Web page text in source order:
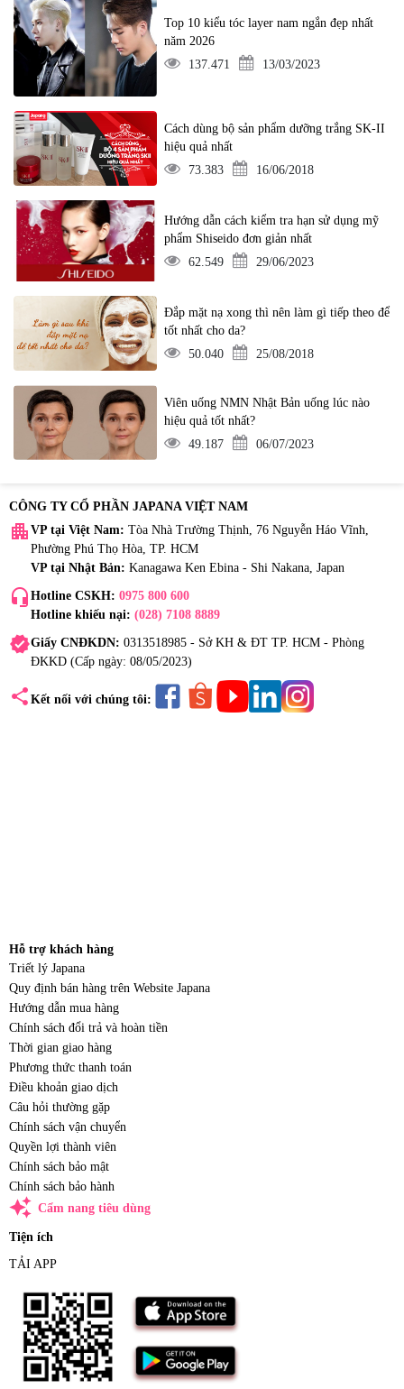
Top 10 kiểu tóc layer nam ngắn đẹp nhất
năm 2026
137.471
13/03/2023
Cách dùng bộ sản phẩm dưỡng trắng SK-II
hiệu quả nhất
73.383
16/06/2018
Hướng dẫn cách kiểm tra hạn sử dụng mỹ
phẩm Shiseido đơn giản nhất
62.549
29/06/2023
Đắp mặt nạ xong thì nên làm gì tiếp theo để
tốt nhất cho da?
50.040
25/08/2018
Viên uống NMN Nhật Bản uống lúc nào
hiệu quả tốt nhất?
49.187
06/07/2023
CÔNG TY CỔ PHẦN JAPANA VIỆT NAM
apartment VP tại Việt Nam: Tòa Nhà Trường Thịnh, 76 Nguyễn Háo Vĩnh,
Phường Phú Thọ Hòa, TP. HCM
VP tại Nhật Bản: Kanagawa Ken Ebina - Shi Nakana, Japan
headset_mic Hotline CSKH: 0975 800 600
Hotline khiếu nại: (028) 7108 8889
verifiedGiấy CNĐKDN: 0313518985 - Sở KH & ĐT TP. HCM - Phòng
ĐKKD (Cấp ngày: 08/05/2023)
share Kết nối với chúng tôi:
Hỗ trợ khách hàng
Triết lý Japana
Quy định bán hàng trên Website Japana
Hướng dẫn mua hàng
Chính sách đổi trả và hoàn tiền
Thời gian giao hàng
Phương thức thanh toán
Điều khoản giao dịch
Câu hỏi thường gặp
Chính sách vận chuyển
Quyền lợi thành viên
Chính sách bảo mật
Chính sách bảo hành
auto_awesome Cẩm nang tiêu dùng
Tiện ích
TẢI APP